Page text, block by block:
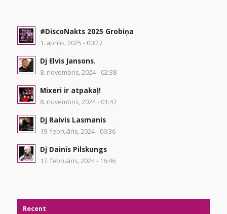
#DiscoNakts 2025 Grobiņa
1. aprīlis, 2025 - 00:27
Dj Elvis Jansons.
8. novembris, 2024 - 02:38
Mixeri ir atpakaļ!
8. novembris, 2024 - 01:47
Dj Raivis Lasmanis
19. februāris, 2024 - 00:36
Dj Dainis Pilskungs
17. februāris, 2024 - 16:46
Recent